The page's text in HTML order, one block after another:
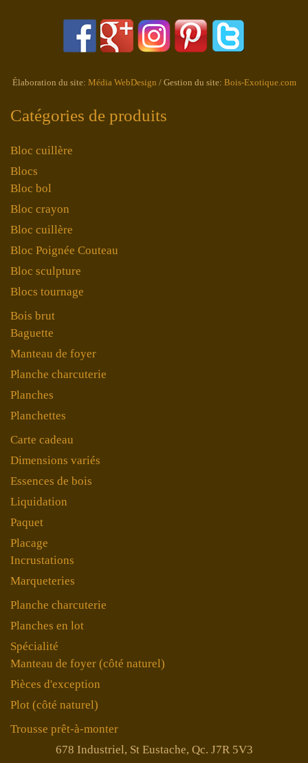
Élaboration du site: Média WebDesign / Gestion du site: Bois-Exotique.com
Catégories de produits
Bloc cuillère
Blocs
Bloc bol
Bloc crayon
Bloc cuillère
Bloc Poignée Couteau
Bloc sculpture
Blocs tournage
Bois brut
Baguette
Manteau de foyer
Planche charcuterie
Planches
Planchettes
Carte cadeau
Dimensions variés
Essences de bois
Liquidation
Paquet
Placage
Incrustations
Marqueteries
Planche charcuterie
Planches en lot
Spécialité
Manteau de foyer (côté naturel)
Pièces d'exception
Plot (côté naturel)
Trousse prêt-à-monter
678 Industriel, St Eustache, Qc. J7R 5V3